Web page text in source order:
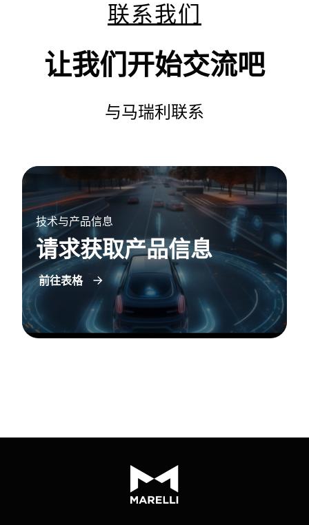
联系我们
让我们开始交流吧
与马瑞利联系
技术与产品信息
请求获取产品信息
前往表格